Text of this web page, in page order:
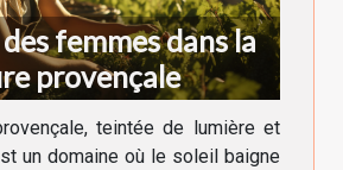
femmes dans la
provençale
teintée de lumière et
un domaine où le soleil baigne